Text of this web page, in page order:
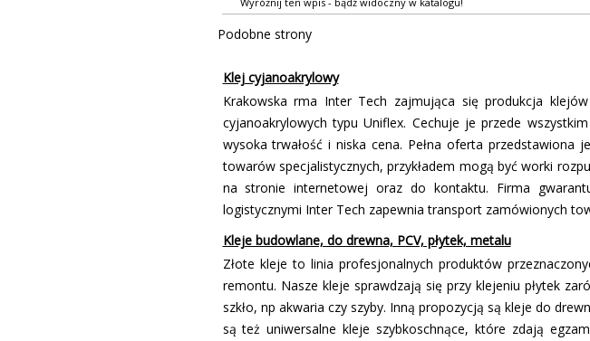
Podobne strony
Klej cyjanoakrylowy
Krakowska firma Inter Tech zajmująca się produkcja
cyjanoakrylowych typu Uniflex. Cechuje je przede
wysoka trwałość i niska cena. Pełna oferta
towarów specjalistycznych, przykładem mogą być worki
na stronie internetowej oraz do kontaktu. Firma
logistycznymi Inter Tech zapewnia transport zamówionych
Kleje budowlane, do drewna, PCV, płytek, metalu
Złote kleje to linia profesjonalnych produktów
remontu. Nasze kleje sprawdzają się przy klejeniu płytek
szkło, np akwaria czy szyby. Inną propozycją są kleje do
są też uniwersalne kleje szybkoschnące, które zdają